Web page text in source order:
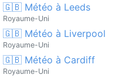
🇬🇧 Météo à Leeds
Royaume-Uni
🇬🇧 Météo à Liverpool
Royaume-Uni
🇬🇧 Météo à Cardiff
Royaume-Uni